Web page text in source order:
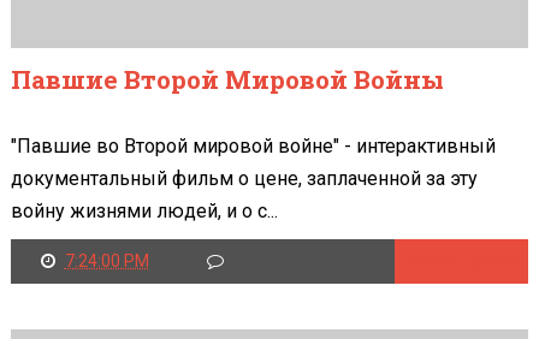
Павшие Второй Мировой Войны
"Павшие во Второй мировой войне" - интерактивный
документальный фильм о цене, заплаченной за эту
войну жизнями людей, и о с...
7:24:00 PM